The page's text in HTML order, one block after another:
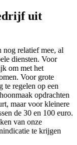
uit
nog relatief mee, al
diensten. Voor
om met het
Voor grote
te regelen op een
opdrachten
maar voor kleinere
de 30 en 100 euro.
van onze
te krijgen